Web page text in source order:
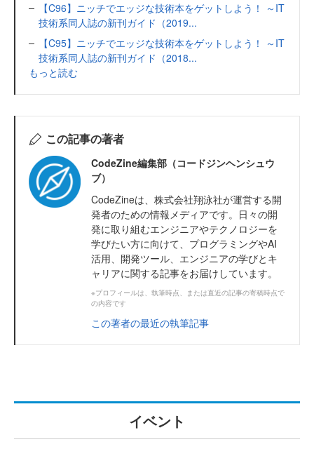
【C96】ニッチでエッジな技術本をゲットしよう！ ～IT
技術系同人誌の新刊ガイド（2019...
【C95】ニッチでエッジな技術本をゲットしよう！ ～IT
技術系同人誌の新刊ガイド（2018...
もっと読む
この記事の著者
CodeZine編集部（コードジンヘンシュウ
ブ）
CodeZineは、株式会社翔泳社が運営する開
発者のための情報メディアです。日々の開
発に取り組むエンジニアやテクノロジーを
学びたい方に向けて、プログラミングやAI
活用、開発ツール、エンジニアの学びとキ
ャリアに関する記事をお届けしています。
※プロフィールは、執筆時点、または直近の記事の寄稿時点で
の内容です
この著者の最近の執筆記事
イベント